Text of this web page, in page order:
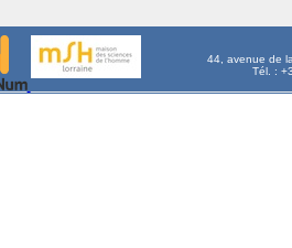
44, avenue de
Tél. :